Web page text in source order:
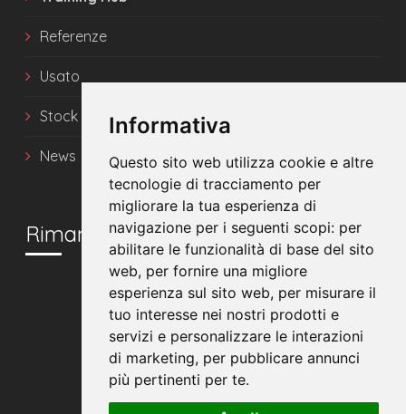
Informativa
Questo sito web utilizza cookie e altre
tecnologie di tracciamento per
migliorare la tua esperienza di
navigazione per i seguenti scopi: per
abilitare le funzionalità di base del sito
web, per fornire una migliore
esperienza sul sito web, per misurare il
tuo interesse nei nostri prodotti e
servizi e personalizzare le interazioni
di marketing, per pubblicare annunci
più pertinenti per te.
Referenze
Usato
Stock
News
Rimani in contatto